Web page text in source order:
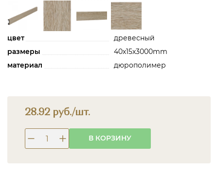
цвет
древесный
размеры
40х15х3000mm
материал
дюрополимер
28.92 руб./шт.
В КОРЗИНУ